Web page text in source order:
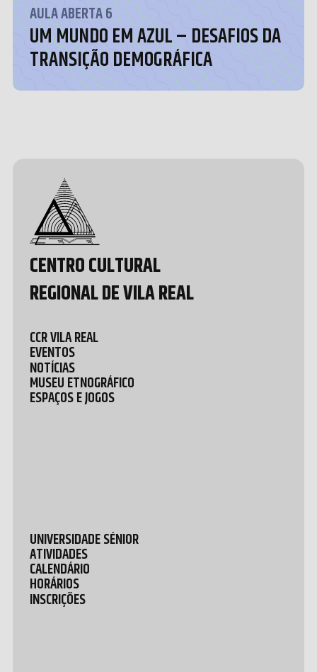
AULA ABERTA 6
UM MUNDO EM AZUL – DESAFIOS DA
TRANSIÇÃO DEMOGRÁFICA
CENTRO CULTURAL
REGIONAL DE VILA REAL
CCR VILA REAL
EVENTOS
NOTÍCIAS
MUSEU ETNOGRÁFICO
ESPAÇOS E JOGOS
UNIVERSIDADE SÉNIOR
ATIVIDADES
CALENDÁRIO
HORÁRIOS
INSCRIÇÕES
Development
Quental